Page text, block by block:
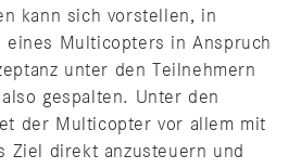
kann sich vorstellen, in
eines Multicopters in Anspruch
unter den Teilnehmern
gespalten. Unter den
der Multicopter vor allem mit
Ziel direkt anzusteuern und